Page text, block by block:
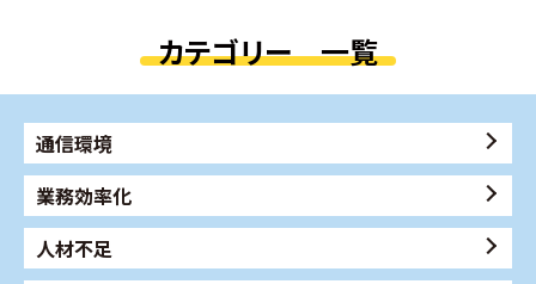
カテゴリー 一覧
通信環境
業務効率化
人材不足